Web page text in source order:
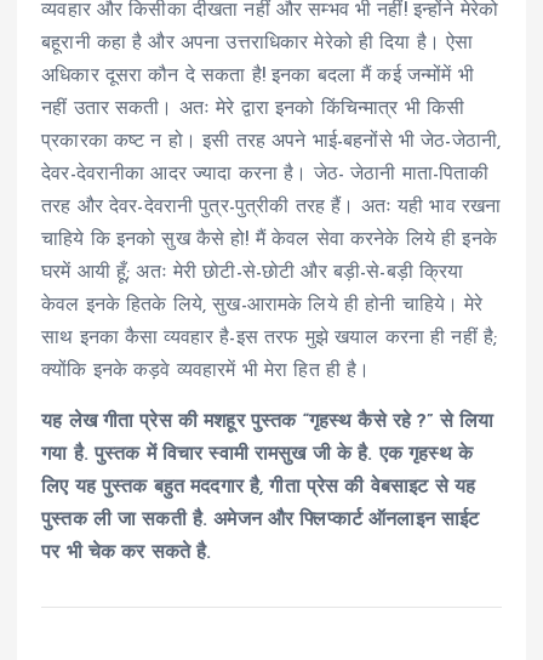
व्यवहार और किसीका दीखता नहीं और सम्भव भी नहीं! इन्होंने मेरेको
बहूरानी कहा है और अपना उत्तराधिकार मेरेको ही दिया है। ऐसा
अधिकार दूसरा कौन दे सकता है! इनका बदला मैं कई जन्मोंमें भी
नहीं उतार सकती। अतः मेरे द्वारा इनको किंचिन्मात्र भी किसी
प्रकारका कष्ट न हो। इसी तरह अपने भाई-बहनोंसे भी जेठ-जेठानी,
देवर-देवरानीका आदर ज्यादा करना है। जेठ- जेठानी माता-पिताकी
तरह और देवर-देवरानी पुत्र-पुत्रीकी तरह हैं। अतः यही भाव रखना
चाहिये कि इनको सुख कैसे हो! मैं केवल सेवा करनेके लिये ही इनके
घरमें आयी हूँ; अतः मेरी छोटी-से-छोटी और बड़ी-से-बड़ी क्रिया
केवल इनके हितके लिये, सुख-आरामके लिये ही होनी चाहिये। मेरे
साथ इनका कैसा व्यवहार है-इस तरफ मुझे खयाल करना ही नहीं है;
क्योंकि इनके कड़वे व्यवहारमें भी मेरा हित ही है।
यह लेख गीता प्रेस की मशहूर पुस्तक “गृहस्थ कैसे रहे ?” से लिया
गया है. पुस्तक में विचार स्वामी रामसुख जी के है. एक गृहस्थ के
लिए यह पुस्तक बहुत मददगार है, गीता प्रेस की वेबसाइट से यह
पुस्तक ली जा सकती है. अमेजन और फ्लिप्कार्ट ऑनलाइन साईट
पर भी चेक कर सकते है.